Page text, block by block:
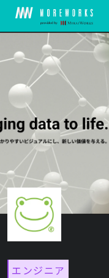
エンジニア